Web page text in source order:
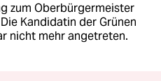
zum Oberbürgermeister
Kandidatin der Grünen
nicht mehr angetreten.